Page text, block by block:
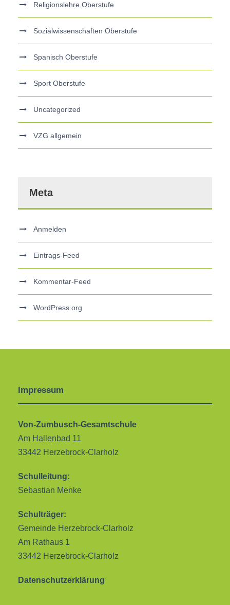
Religionslehre Oberstufe
Sozialwissenschaften Oberstufe
Spanisch Oberstufe
Sport Oberstufe
Uncategorized
VZG allgemein
Meta
Anmelden
Eintrags-Feed
Kommentar-Feed
WordPress.org
Impressum
Von-Zumbusch-Gesamtschule
Am Hallenbad 11
33442 Herzebrock-Clarholz
Schulleitung:
Sebastian Menke
Schulträger:
Gemeinde Herzebrock-Clarholz
Am Rathaus 1
33442 Herzebrock-Clarholz
Datenschutzerklärung